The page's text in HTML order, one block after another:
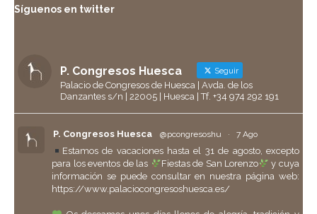
Síguenos en twitter
P. Congresos Huesca Seguir
Palacio de Congresos de Huesca | Avda. de los
Danzantes s/n | 22005 | Huesca | Tf. +34 974 292 191
P. Congresos Huesca @pcongresoshu · 7 Ago
Estamos de vacaciones hasta el 31 de agosto, excepto
para los eventos de las
Fiestas de San Lorenzo
y cuya
información se puede consultar en nuestra página web:
https://www.palaciocongresoshuesca.es/